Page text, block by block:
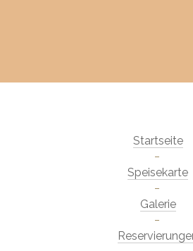
Startseite
Speisekarte
Galerie